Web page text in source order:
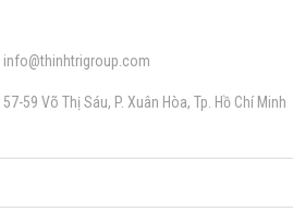
info@thinhtrigroup.com
57-59 Võ Thị Sáu, P. Xuân Hòa, Tp. Hồ Chí Minh